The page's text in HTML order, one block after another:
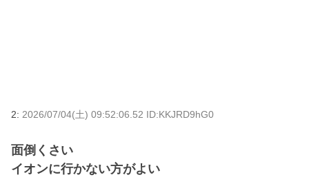
2: 2026/07/04(土) 09:52:06.52 ID:KKJRD9hG0
面倒くさい
イオンに行かない方がよい